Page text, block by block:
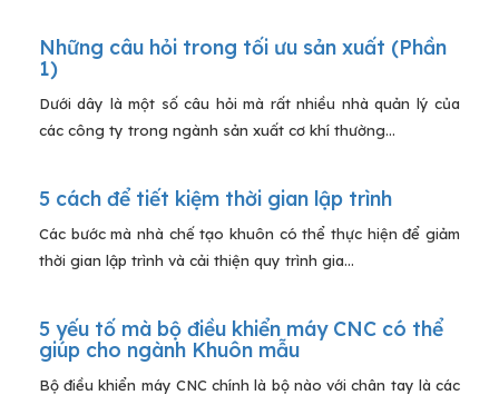
Những câu hỏi trong tối ưu sản xuất (Phần
1)
Dưới dây là một số câu hỏi mà rất nhiều nhà quản lý của
các công ty trong ngành sản xuất cơ khí thường...
5 cách để tiết kiệm thời gian lập trình
Các bước mà nhà chế tạo khuôn có thể thực hiện để giảm
thời gian lập trình và cải thiện quy trình gia...
5 yếu tố mà bộ điều khiển máy CNC có thể
giúp cho ngành Khuôn mẫu
Bộ điều khiển máy CNC chính là bộ nào với chân tay là các